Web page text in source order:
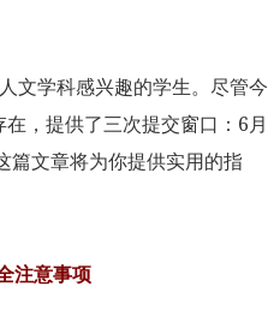
文学科感兴趣的学生。尽管今
，提供了三次提交窗口：6月
篇文章将为你提供实用的指
注意事项​